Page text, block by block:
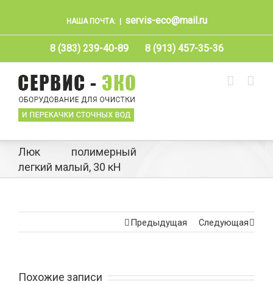
НАША ПОЧТА: servis-eco@mail.ru
8 (383) 239-40-89 8 (913) 457-35-36
Люк полимерный
легкий малый, 30 кН
Предыдущая Следующая
Похожие записи